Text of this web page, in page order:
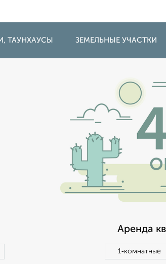
ТАУНХАУСЫ ЗЕМЕЛЬНЫЕ УЧАСТКИ
Аренда
1‑комнатные